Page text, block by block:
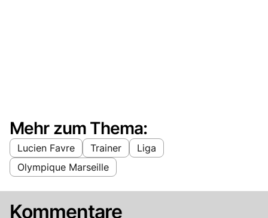
Mehr zum Thema:
Lucien Favre Trainer
Liga
Olympique Marseille
Kommentare